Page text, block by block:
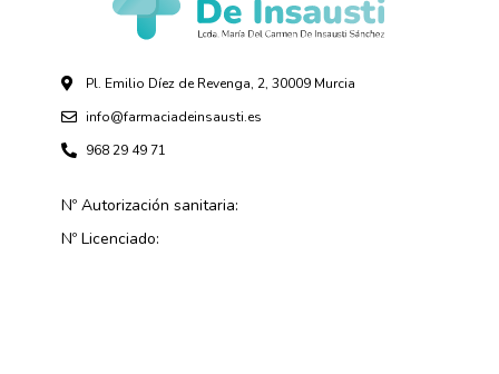
Pl. Emilio Díez de Revenga, 2, 30009 Murcia
info@farmaciadeinsausti.es
968 29 49 71
Nº Autorización sanitaria:
Nº Licenciado: